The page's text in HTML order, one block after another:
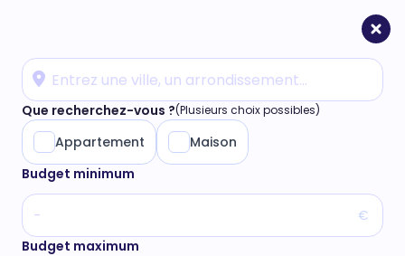
Que recherchez-vous ?(Plusieurs choix possibles)
Appartement
Maison
Budget minimum
€
Budget maximum